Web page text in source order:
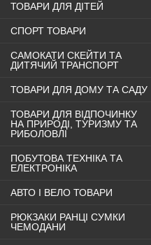
ТОВАРИ ДЛЯ ДІТЕЙ
СПОРТ ТОВАРИ
САМОКАТИ СКЕЙТИ ТА
ДИТЯЧИЙ ТРАНСПОРТ
ТОВАРИ ДЛЯ ДОМУ ТА САДУ
ТОВАРИ ДЛЯ ВІДПОЧИНКУ
НА ПРИРОДІ, ТУРИЗМУ ТА
РИБОЛОВЛІ
ПОБУТОВА ТЕХНІКА ТА
ЕЛЕКТРОНІКА
АВТО І ВЕЛО ТОВАРИ
РЮКЗАКИ РАНЦІ СУМКИ
ЧЕМОДАНИ